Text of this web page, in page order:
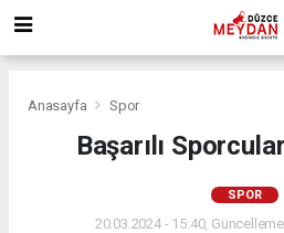
Anasayfa Spor
Başarılı
SPOR
20.03.2024 - 15:40,